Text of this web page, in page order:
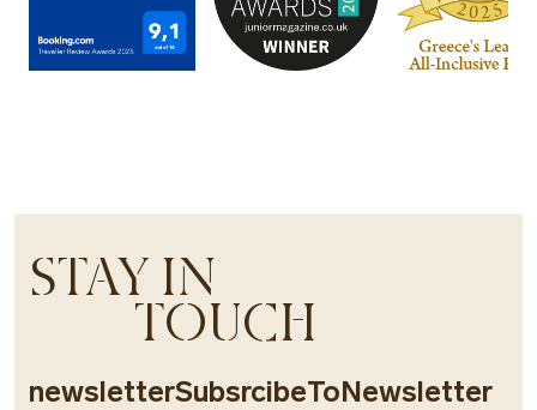
STAY IN
TOUCH
newsletterSubsrcibeToNewsletter